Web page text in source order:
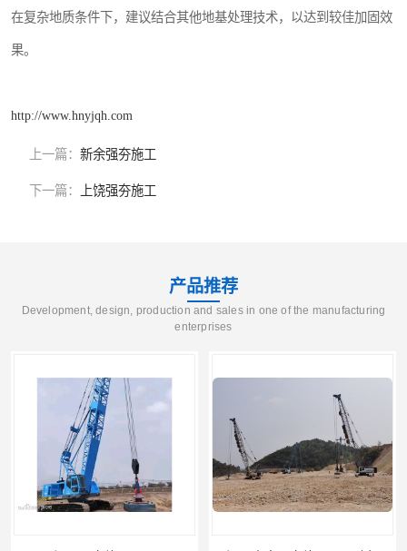
在复杂地质条件下，建议结合其他地基处理技术，以达到较佳加固效
果。
http://www.hnyjqh.com
上一篇： 新余强夯施工
下一篇： 上饶强夯施工
产品推荐
Development, design, production and sales in one of the manufacturing
enterprises